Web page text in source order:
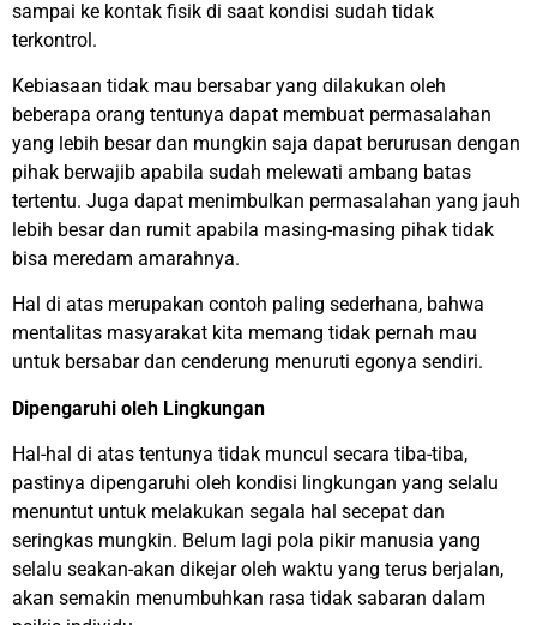
sampai ke kontak fisik di saat kondisi sudah tidak
terkontrol.
Kebiasaan tidak mau bersabar yang dilakukan oleh
beberapa orang tentunya dapat membuat permasalahan
yang lebih besar dan mungkin saja dapat berurusan dengan
pihak berwajib apabila sudah melewati ambang batas
tertentu. Juga dapat menimbulkan permasalahan yang jauh
lebih besar dan rumit apabila masing-masing pihak tidak
bisa meredam amarahnya.
Hal di atas merupakan contoh paling sederhana, bahwa
mentalitas masyarakat kita memang tidak pernah mau
untuk bersabar dan cenderung menuruti egonya sendiri.
Dipengaruhi oleh Lingkungan
Hal-hal di atas tentunya tidak muncul secara tiba-tiba,
pastinya dipengaruhi oleh kondisi lingkungan yang selalu
menuntut untuk melakukan segala hal secepat dan
seringkas mungkin. Belum lagi pola pikir manusia yang
selalu seakan-akan dikejar oleh waktu yang terus berjalan,
akan semakin menumbuhkan rasa tidak sabaran dalam